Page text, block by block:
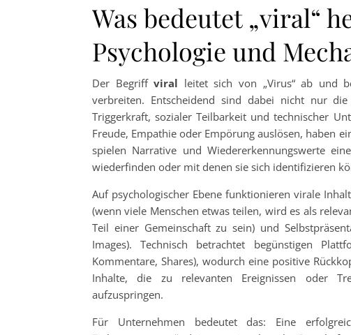
Was bedeutet „viral“
Psychologie und
Der Begriffviral leitet sich von „Virus“ ab und
verbreiten. Entscheidend sind dabei nicht nur
Triggerkraft, sozialer Teilbarkeit und technischer
Freude, Empathie oder Empörung auslösen, haben
spielen Narrative und Wiedererkennungswerte
wiederfinden oder mit denen sie sich identifizieren
Auf psychologischer Ebene funktionieren virale
(wenn viele Menschen etwas teilen, wird es als
Teil einer Gemeinschaft zu sein) und
Images). Technisch betrachtet begünstigen
Kommentare, Shares), wodurch eine positive
Inhalte, die zu relevanten Ereignissen oder
aufzuspringen.
Für Unternehmen bedeutet das: Eine